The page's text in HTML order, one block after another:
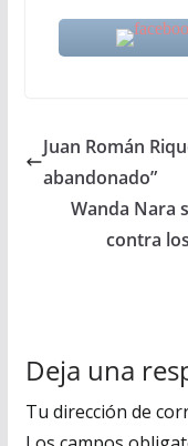
Juan Román
abandonado”
Wanda Nara
contra
Deja una
Tu dirección de